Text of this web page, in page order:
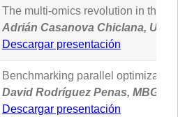
The multi-omics revolution in the
Adrián Casanova Chiclana, USC
Descargar presentación
Benchmarking parallel
David Rodríguez Penas, MBG-
Descargar presentación